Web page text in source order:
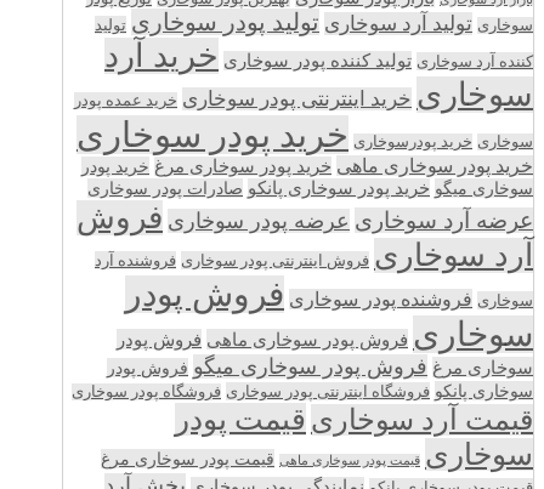
سوخاری تولید آرد سوخاری تولید پودر سوخاری تولید
کننده آرد سوخاری تولید کننده پودر سوخاری خرید آرد
سوخاری خرید اینترنتی پودر سوخاری خرید عمده پودر
سوخاری خرید پودرسوخاری خرید پودر سوخاری
خرید پودر سوخاری ماهی خرید پودر سوخاری مرغ خرید پودر
سوخاری میگو خرید پودر سوخاری پانکو صادرات پودر سوخاری
عرضه آرد سوخاری عرضه پودر سوخاری فروش
آرد سوخاری فروش اینترنتی پودر سوخاری فروشنده آرد
سوخاری فروشنده پودر سوخاری فروش پودر
سوخاری فروش پودر سوخاری ماهی فروش پودر
سوخاری مرغ فروش پودر سوخاری میگو فروش پودر
سوخاری پانکو فروشگاه اینترنتی پودر سوخاری فروشگاه پودر سوخاری
قیمت آرد سوخاری قیمت پودر
سوخاری قیمت پودر سوخاری ماهی قیمت پودر سوخاری مرغ